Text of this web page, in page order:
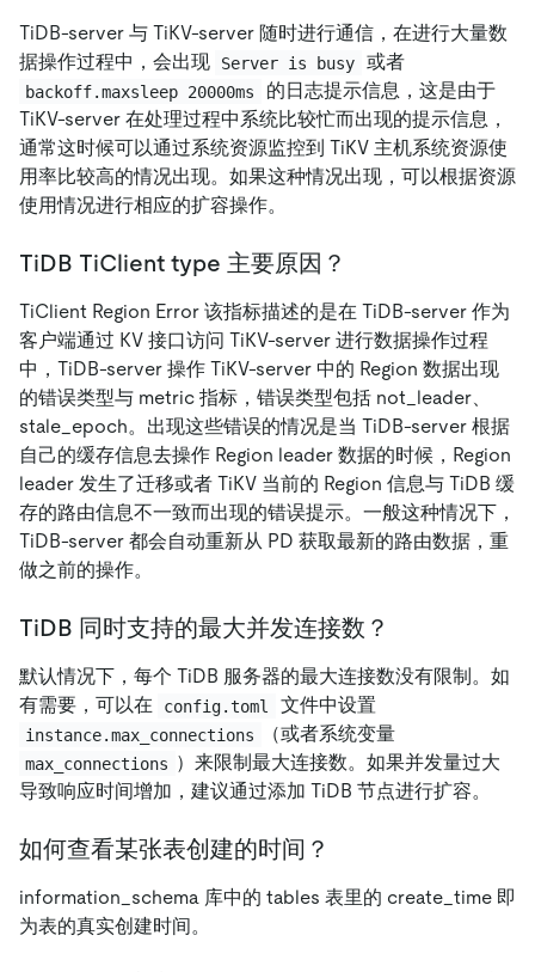
TiDB-server 与 TiKV-server 随时进行通信，在进行大量数
据操作过程中，会出现
Server is busy 或者
backoff.maxsleep 20000ms
的日志提示信息，这是由于
TiKV-server 在处理过程中系统比较忙而出现的提示信息，
通常这时候可以通过系统资源监控到 TiKV 主机系统资源使
用率比较高的情况出现。如果这种情况出现，可以根据资源
使用情况进行相应的扩容操作。
TiDB TiClient type 主要原因？
TiClient Region Error 该指标描述的是在 TiDB-server 作为
客户端通过 KV 接口访问 TiKV-server 进行数据操作过程
中，TiDB-server 操作 TiKV-server 中的 Region 数据出现
的错误类型与 metric 指标，错误类型包括 not_leader、
stale_epoch。出现这些错误的情况是当 TiDB-server 根据
自己的缓存信息去操作 Region leader 数据的时候，Region
leader 发生了迁移或者 TiKV 当前的 Region 信息与 TiDB 缓
存的路由信息不一致而出现的错误提示。一般这种情况下，
TiDB-server 都会自动重新从 PD 获取最新的路由数据，重
做之前的操作。
TiDB 同时支持的最大并发连接数？
默认情况下，每个 TiDB 服务器的最大连接数没有限制。如
有需要，可以在
config.toml 文件中设置
instance.max_connections （或者系统变量
max_connections ）来限制最大连接数。如果并发量过大
导致响应时间增加，建议通过添加 TiDB 节点进行扩容。
如何查看某张表创建的时间？
information_schema 库中的 tables 表里的 create_time 即
为表的真实创建时间。